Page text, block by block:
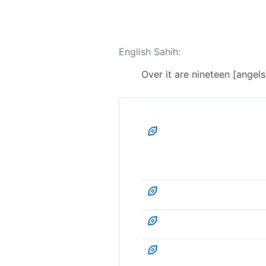
English Sahih:
Over it are nineteen